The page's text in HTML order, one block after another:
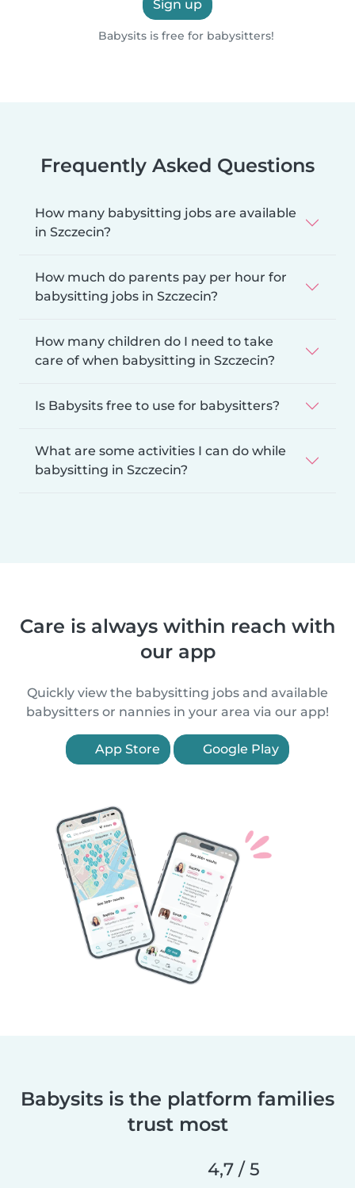
Sign up
Babysits is free for babysitters!
Frequently Asked Questions
How many babysitting jobs are available
in Szczecin?
How much do parents pay per hour for
babysitting jobs in Szczecin?
How many children do I need to take
care of when babysitting in Szczecin?
Is Babysits free to use for babysitters?
What are some activities I can do while
babysitting in Szczecin?
Care is always within reach with
our app
Quickly view the babysitting jobs and available
babysitters or nannies in your area via our app!
App Store Google Play
Babysits is the platform families
trust most
4,7 / 5